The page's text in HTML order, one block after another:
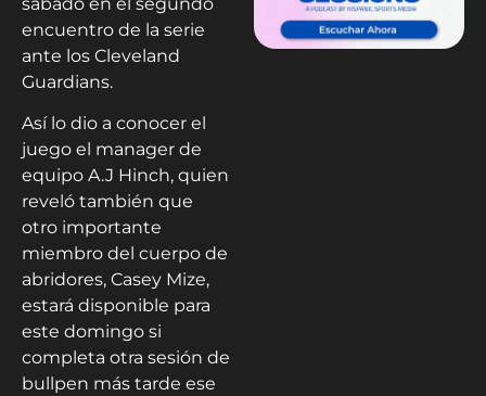
encuentro de la serie
ante los Cleveland
Guardians.
Así lo dio a conocer el
juego el manager de
equipo A.J Hinch, quien
reveló también que
otro importante
miembro del cuerpo de
abridores, Casey Mize,
estará disponible para
este domingo si
completa otra sesión de
bullpen más tarde ese